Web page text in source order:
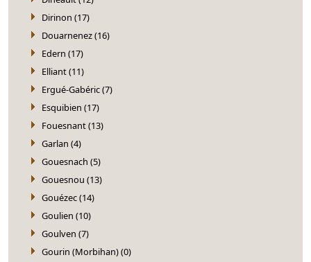
Dirinon (17)
Douarnenez (16)
Edern (17)
Elliant (11)
Ergué-Gabéric (7)
Esquibien (17)
Fouesnant (13)
Garlan (4)
Gouesnach (5)
Gouesnou (13)
Gouézec (14)
Goulien (10)
Goulven (7)
Gourin (Morbihan) (0)